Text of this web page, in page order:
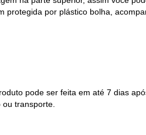
protegida por plástico bolha,
pode ser feita em até 7 dias
transporte.